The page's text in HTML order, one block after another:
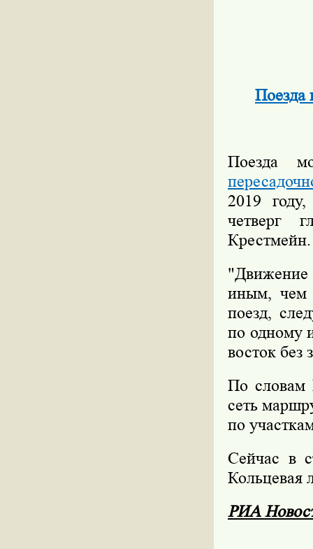
Поезда
Поезда
2019
четверг
Крестмейн.
"Движение
иным,
поезд,
по одному
восток без
По словам
сеть
по
Сейчас в
Кольцевая
РИА